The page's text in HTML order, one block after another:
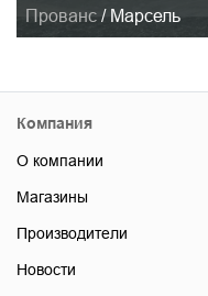
Прованс / Марсель
Компания
О компании
Магазины
Производители
Новости